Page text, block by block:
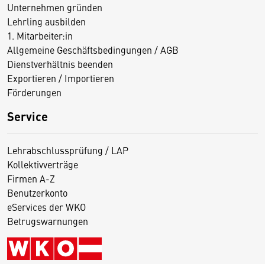
Unternehmen gründen
Lehrling ausbilden
1. Mitarbeiter:in
Allgemeine Geschäftsbedingungen / AGB
Dienstverhältnis beenden
Exportieren / Importieren
Förderungen
Service
Lehrabschlussprüfung / LAP
Kollektivverträge
Firmen A-Z
Benutzerkonto
eServices der WKO
Betrugswarnungen